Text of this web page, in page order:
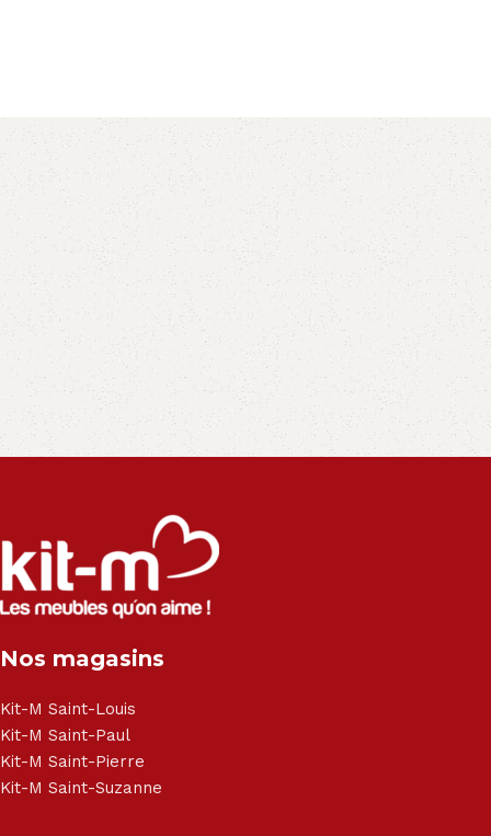
Nos magasins
Kit-M Saint-Louis
Kit-M Saint-Paul
Kit-M Saint-Pierre
Kit-M Saint-Suzanne